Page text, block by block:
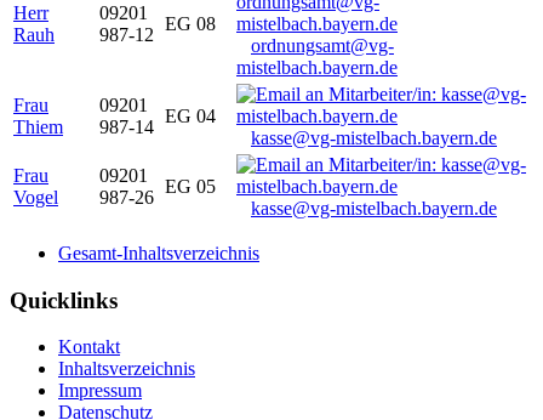
Herr
Rauh
09201
987-12
EG 08
ordnungsamt@vg-
mistelbach.bayern.de
Frau
Thiem
09201
987-14
EG 04
kasse@vg-mistelbach.bayern.de
Frau
Vogel
09201
987-26
EG 05
kasse@vg-mistelbach.bayern.de
Gesamt-Inhaltsverzeichnis
Quicklinks
Kontakt
Inhaltsverzeichnis
Impressum
Datenschutz